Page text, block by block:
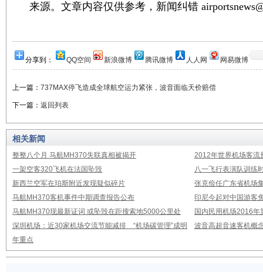
来源。文章内容仅供参考，新闻纠错
分享到： QQ空间 新浪微博 腾讯微博 人人网 网易微博
上一篇： 737MAX停飞造成全球航空运力紧张，波音面临天价赔偿
下一篇： 返回列表
相关新闻
整整八个月 马航MH370失联真相被揭开
2012年世界机场客流
一架空客320飞机在法国坠毁
八一飞行表演队训练
新西兰空军在珀斯附近发现疑似碎片
张克俭任广东省机场
马航MH370客机事件中期调查报告公布
印尼今起对中国游客
马航MH370现最新证词 或坠毁在距搜索地5000公里处
国内民用机场2016年
深圳机场：近30家机场交流节能减排 “机场碳管理”成明
年重点
波音高超音速客机概